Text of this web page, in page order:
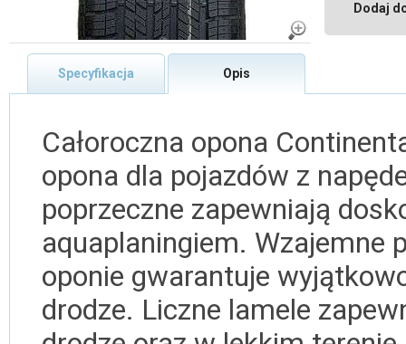
Dodaj
Specyfikacja Opis
Całoroczna opona
opona dla pojazdów z
poprzeczne zapewniają
aquaplaningiem. Wzajemne
oponie gwarantuje
drodze. Liczne lamele